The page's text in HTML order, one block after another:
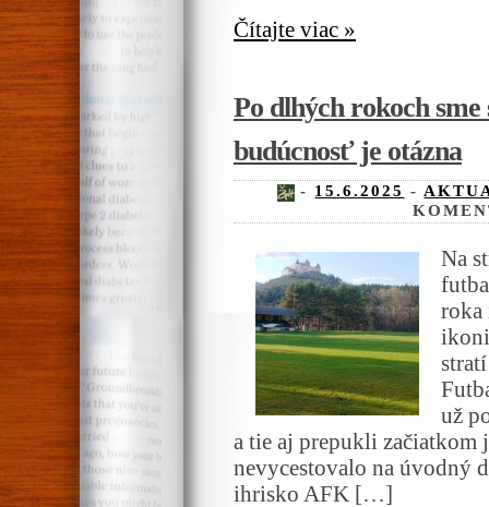
Čítajte viac »
Po dlhých rokoch
budúcnosť je otázna
- 15.6.2025 -
Na
roka
už
a tie aj prepukli začiatkom
nevycestovalo na úvodný
ihrisko AFK […]